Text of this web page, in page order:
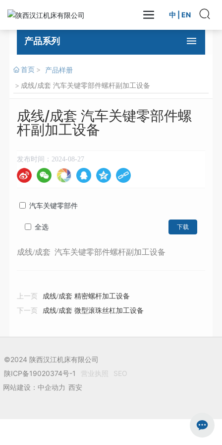
中 EN
产品系列
首页
产品样册
成线/成套 汽车关键零部件螺杆副加工设备
成线/成套 汽车关键零部件螺
杆副加工设备
发布时间： 2024-08-27
汽车关键零部件
全选 下载
成线/成套 汽车关键零部件螺杆副加工设备
上一页
成线/成套 精密螺杆加工设备
下一页
成线/成套 微型滚珠丝杠加工设备
©2024 陕西汉江机床有限公司
陕ICP备19020374号-1
营业执照
SEO
网站建设：中企动力 西安